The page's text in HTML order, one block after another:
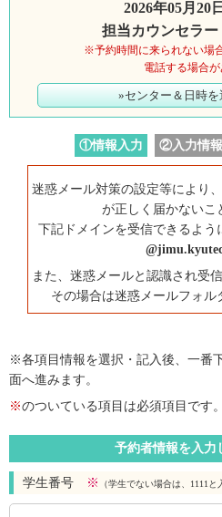
2026年05月20
担当カウンセラ
※予約時間に来られない場
電話する場合
»センター＆日時
①情報入力 ②入力情
迷惑メール対策の設定等により
が正しく届かないこ
下記ドメインを受信できるよう
また、迷惑メールと認識され受
その場合は迷惑メールフォル
※各項目情報を選択・記入後、一番
面へ進みます。
※のついている項目は必須項目です。
予約者情報を入力
学生番号 ※ （学生でない場合は、1111と